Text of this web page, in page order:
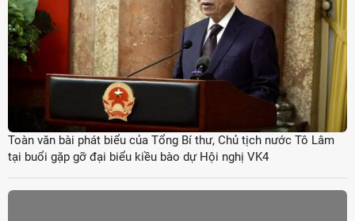
Toàn văn bài phát biểu của Tổng Bí thư, Chủ tịch nước Tô Lâm
tại buổi gặp gỡ đại biểu kiều bào dự Hội nghị VK4